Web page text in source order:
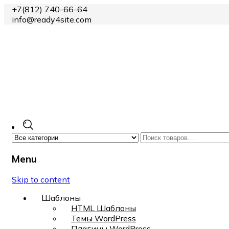
+7(812) 740-66-64
info@ready4site.com
Menu
Skip to content
Шаблоны
HTML Шаблоны
Темы WordPress